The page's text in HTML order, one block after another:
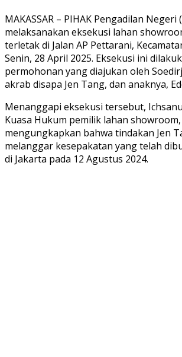
MAKASSAR – PIHAK Pengadilan
melaksanakan eksekusi lahan
terletak di Jalan AP Pettarani,
Senin, 28 April 2025. Eksekusi ini
permohonan yang diajukan oleh
akrab disapa Jen Tang, dan anaknya,
Menanggapi eksekusi tersebut,
Kuasa Hukum pemilik lahan
mengungkapkan bahwa tindakan Jen
melanggar kesepakatan yang telah
di Jakarta pada 12 Agustus 2024.